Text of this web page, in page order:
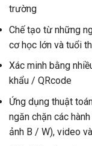
trường
Chế tạo từ những
cơ học lớn và tuổi
Xác minh bằng
khẩu / QRcode
Ứng dụng thuật
ngăn chặn các
ảnh B / W), video